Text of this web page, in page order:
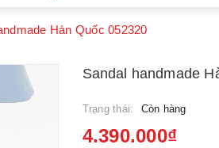
Hàn Quốc 052320
Sandal handmade
Trạng thái: Còn hàng
4.390.000₫